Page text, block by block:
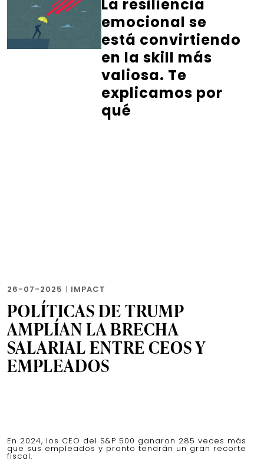
La resiliencia
emocional se
está convirtiendo
en la skill más
valiosa. Te
explicamos por
qué
26-07-2025 | IMPACT
POLÍTICAS DE TRUMP
AMPLÍAN LA BRECHA
SALARIAL ENTRE CEOS Y
EMPLEADOS
En 2024, los CEO del S&P 500 ganaron 285 veces más
que sus empleados y pronto tendrán un gran recorte
fiscal.